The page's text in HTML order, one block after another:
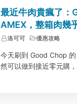
最近牛肉貴瘋了：
AMEX，整箱肉幾
洛可可 優惠攻略
今天刷到 Good Chop
然可以做到接近零元購